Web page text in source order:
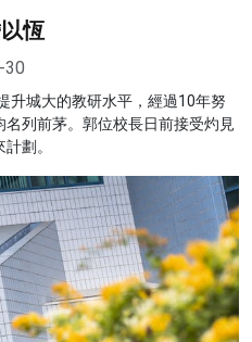
恆
30
升城大的教研水平，經過10年努
列前茅。郭位校長日前接受灼見
劃。